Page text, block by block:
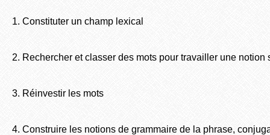
1. Constituter un champ lexical
2. Rechercher et classer des mots pour travailler une
3. Réinvestir les mots
4. Construire les notions de grammaire de la phrase,